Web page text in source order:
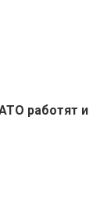
работят и